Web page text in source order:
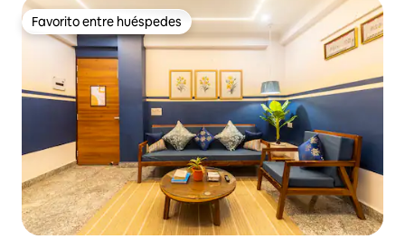
Favorito entre huéspedes
Favorito entre huéspedes